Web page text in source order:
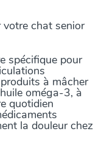
votre chat senior
spécifique pour
à mâcher
oméga-3, à
quotidien
la douleur chez